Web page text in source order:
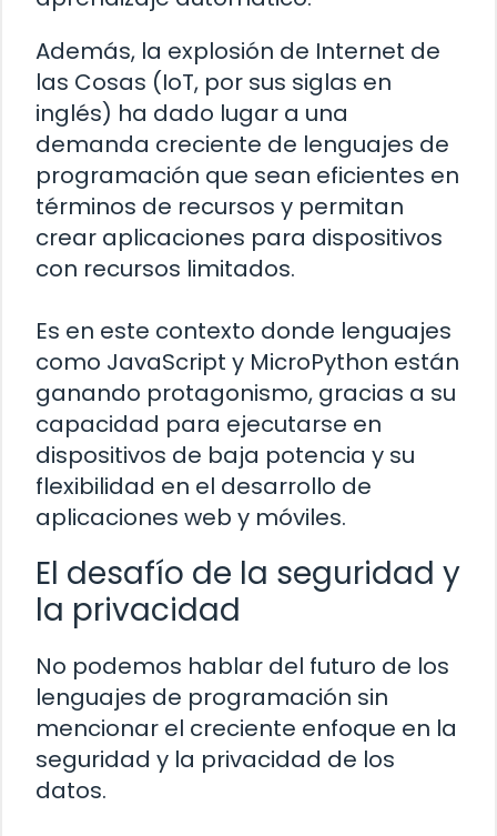
Además, la explosión de Internet de
las Cosas (IoT, por sus siglas en
inglés) ha dado lugar a una
demanda creciente de lenguajes de
programación que sean eficientes en
términos de recursos y permitan
crear aplicaciones para dispositivos
con recursos limitados.
Es en este contexto donde lenguajes
como JavaScript y MicroPython están
ganando protagonismo, gracias a su
capacidad para ejecutarse en
dispositivos de baja potencia y su
flexibilidad en el desarrollo de
aplicaciones web y móviles.
El desafío de la seguridad y
la privacidad
No podemos hablar del futuro de los
lenguajes de programación sin
mencionar el creciente enfoque en la
seguridad y la privacidad de los
datos.